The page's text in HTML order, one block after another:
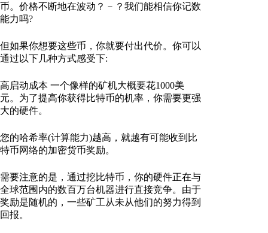
币。价格不断地在波动？－？我们能相信你记数
能力吗?
但如果你想要这些币，你就要付出代价。你可以
通过以下几种方式感受下:
高启动成本 一个像样的矿机大概要花1000美
元。为了提高你获得比特币的机率，你需要更强
大的硬件。
您的哈希率(计算能力)越高，就越有可能收到比
特币网络的加密货币奖励。
需要注意的是，通过挖比特币，你的硬件正在与
全球范围内的数百万台机器进行直接竞争。由于
奖励是随机的，一些矿工从未从他们的努力得到
回报。